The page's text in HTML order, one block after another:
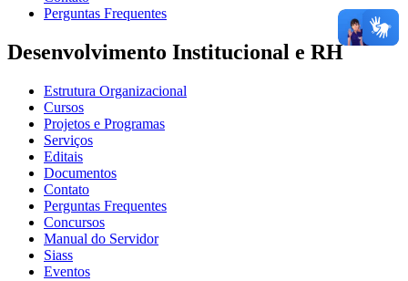
Perguntas Frequentes
Desenvolvimento Institucional e RH
Estrutura Organizacional
Cursos
Projetos e Programas
Serviços
Editais
Documentos
Contato
Perguntas Frequentes
Concursos
Manual do Servidor
Siass
Eventos